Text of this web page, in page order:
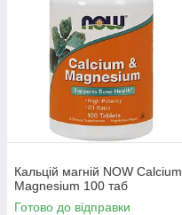
Кальцій магній NOW Calcium
Magnesium 100 таб
Готово до відправки